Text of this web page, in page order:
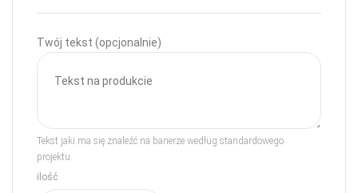
Twój tekst (opcjonalnie)
Tekst jaki ma się znaleźć na banerze według standardowego
projektu.
ilość